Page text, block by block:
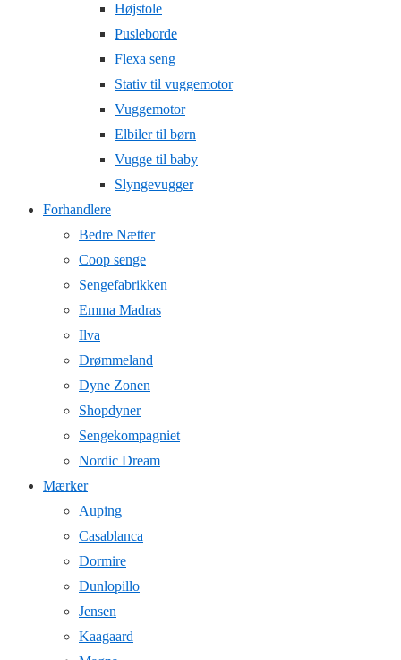
Højstole
Pusleborde
Flexa seng
Stativ til vuggemotor
Vuggemotor
Elbiler til børn
Vugge til baby
Slyngevugger
Forhandlere
Bedre Nætter
Coop senge
Sengefabrikken
Emma Madras
Ilva
Drømmeland
Dyne Zonen
Shopdyner
Sengekompagniet
Nordic Dream
Mærker
Auping
Casablanca
Dormire
Dunlopillo
Jensen
Kaagaard